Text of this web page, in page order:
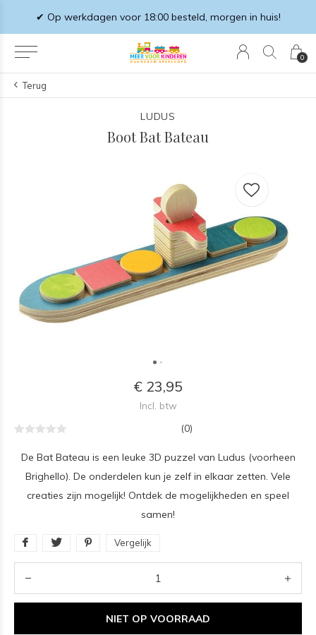
0
✔ Op werkdagen voor 18:00 besteld, morgen in huis!
Terug
LUDUS
Boot Bat Bateau
€ 23,95
Incl. btw
(0)
De Bat Bateau is een leuke 3D puzzel van Ludus (voorheen
Brighello). De onderdelen kun je zelf in elkaar zetten. Vele
creaties zijn mogelijk! Ontdek de mogelijkheden en speel
samen!
Vergelijk
NIET OP VOORRAAD